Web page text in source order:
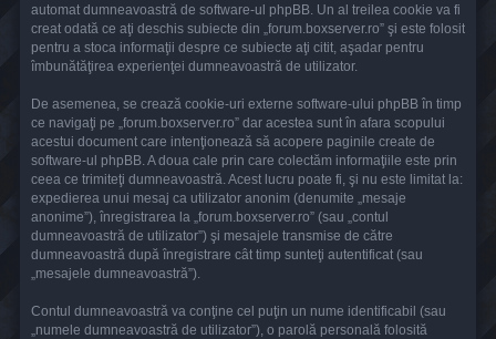
automat dumneavoastră de software-ul phpBB. Un al treilea cookie va fi
creat odată ce aţi deschis subiecte din „forum.boxserver.ro” şi este folosit
pentru a stoca informaţii despre ce subiecte aţi citit, aşadar pentru
îmbunătăţirea experienţei dumneavoastră de utilizator.
De asemenea, se crează cookie-uri externe software-ului phpBB în timp
ce navigaţi pe „forum.boxserver.ro” dar acestea sunt în afara scopului
acestui document care intenţionează să acopere paginile create de
software-ul phpBB. A doua cale prin care colectăm informaţiile este prin
ceea ce trimiteţi dumneavoastră. Acest lucru poate fi, şi nu este limitat la:
expedierea unui mesaj ca utilizator anonim (denumite „mesaje
anonime”), înregistrarea la „forum.boxserver.ro” (sau „contul
dumneavoastră de utilizator”) şi mesajele transmise de către
dumneavoastră după înregistrare cât timp sunteţi autentificat (sau
„mesajele dumneavoastră”).
Contul dumneavoastră va conţine cel puţin un nume identificabil (sau
„numele dumneavoastră de utilizator”), o parolă personală folosită